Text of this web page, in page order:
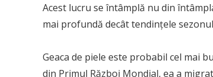
Acest lucru se întâmplă nu din
mai profundă decât tendințele
Geaca de piele este probabil cel mai
din Primul Război Mondial, ea a